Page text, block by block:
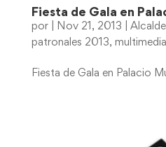
Fiesta de Gala en
por Nov 21, 2013 Alcalde
patronales 2013, multimedia
Fiesta de Gala en Palacio